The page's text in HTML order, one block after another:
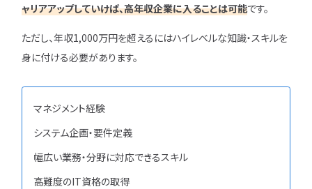
ャリアアップしていけば、高年収企業に入ることは可能です。
ただし、年収1,000万円を超えるにはハイレベルな知識・スキルを
身に付ける必要があります。
マネジメント経験
システム企画・要件定義
幅広い業務・分野に対応できるスキル
高難度のIT資格の取得